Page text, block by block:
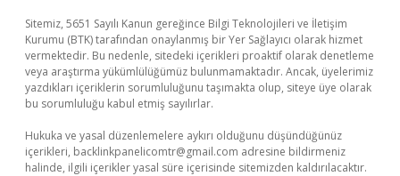
Sitemiz, 5651 Sayılı Kanun gereğince Bilgi Teknolojileri ve İletişim
Kurumu (BTK) tarafından onaylanmış bir Yer Sağlayıcı olarak hizmet
vermektedir. Bu nedenle, sitedeki içerikleri proaktif olarak denetleme
veya araştırma yükümlülüğümüz bulunmamaktadır. Ancak, üyelerimiz
yazdıkları içeriklerin sorumluluğunu taşımakta olup, siteye üye olarak
bu sorumluluğu kabul etmiş sayılırlar.
Hukuka ve yasal düzenlemelere aykırı olduğunu düşündüğünüz
içerikleri, backlinkpanelicomtr@gmail.com adresine bildirmeniz
halinde, ilgili içerikler yasal süre içerisinde sitemizden kaldırılacaktır.